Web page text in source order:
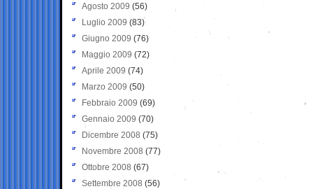
Agosto 2009 (56)
Luglio 2009 (83)
Giugno 2009 (76)
Maggio 2009 (72)
Aprile 2009 (74)
Marzo 2009 (50)
Febbraio 2009 (69)
Gennaio 2009 (70)
Dicembre 2008 (75)
Novembre 2008 (77)
Ottobre 2008 (67)
Settembre 2008 (56)